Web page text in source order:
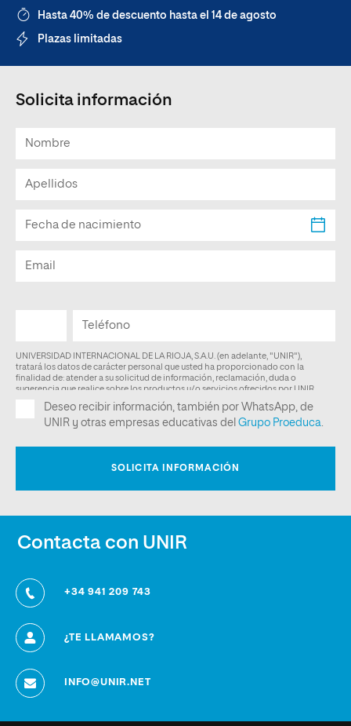
Hasta 40% de descuento hasta el 14 de agosto
Plazas limitadas
Solicita información
Contacta con UNIR
+34 941 209 743
¿TE LLAMAMOS?
INFO@UNIR.NET